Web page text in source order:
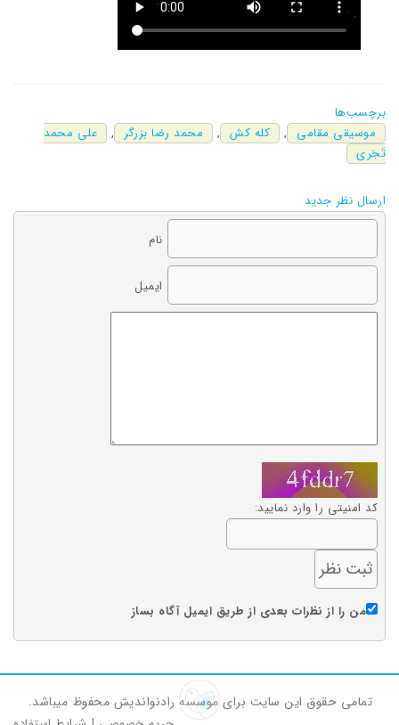
برچسب‌ها
موسیقی مقامی
, کله کش , محمد رضا بزرگر ,
علی محمد
تَجَری
ارسال نظر جدید
نام
ایمیل
کد امنیتی را وارد نمایید:
من را از نظرات بعدی از طریق ایمیل آگاه بساز
تمامی حقوق این سایت برای موسسه رادنواندیش محفوظ میباشد.